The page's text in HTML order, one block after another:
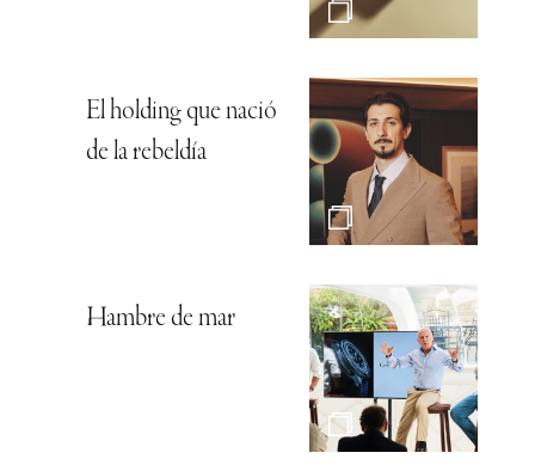
El holding que nació
de la rebeldía
Hambre de mar